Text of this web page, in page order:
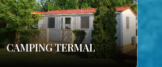
CAMPING TERMAL